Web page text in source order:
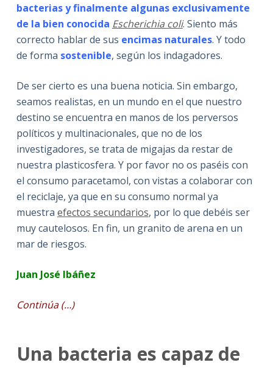
bacterias y finalmente algunas exclusivamente
de la bien conocida Escherichia coli. Siento más
correcto hablar de sus encimas naturales. Y todo
de forma sostenible, según los indagadores.
De ser cierto es una buena noticia. Sin embargo,
seamos realistas, en un mundo en el que nuestro
destino se encuentra en manos de los perversos
políticos y multinacionales, que no de los
investigadores, se trata de migajas da restar de
nuestra plasticosfera. Y por favor no os paséis con
el consumo paracetamol, con vistas a colaborar con
el reciclaje, ya que en su consumo normal ya
muestra efectos secundarios, por lo que debéis ser
muy cautelosos. En fin, un granito de arena en un
mar de riesgos.
Juan José Ibáñez
Continúa (…)
Una bacteria es capaz de